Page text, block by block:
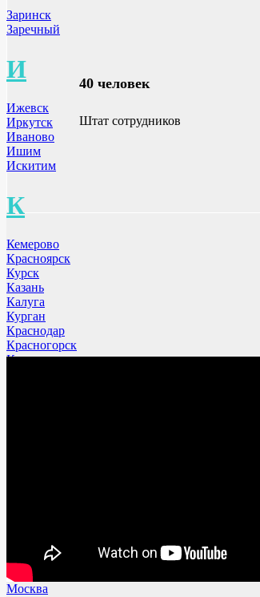
Заринск
Заречный
И
Ижевск
Иркутск
Иваново
Ишим
Искитим
К
Кемерово
Красноярск
Курск
Казань
Калуга
Курган
Краснодар
Красногорск
Киров
Москва
40 человек
Штат сотрудников